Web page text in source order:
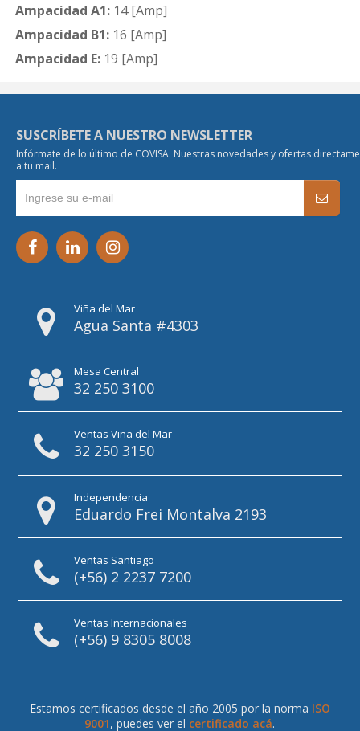
Ampacidad A1: 14 [Amp]
Ampacidad B1: 16 [Amp]
Ampacidad E: 19 [Amp]
SUSCRÍBETE A NUESTRO NEWSLETTER
Infórmate de lo último de COVISA. Nuestras novedades y ofertas
a tu mail.
Viña del Mar
Agua Santa #4303
Mesa Central
32 250 3100
Ventas Viña del Mar
32 250 3150
Independencia
Eduardo Frei Montalva 2193
Ventas Santiago
(+56) 2 2237 7200
Ventas Internacionales
(+56) 9 8305 8008
Estamos certificados desde el año 2005 por la norma ISO
9001, puedes ver el certificado acá.